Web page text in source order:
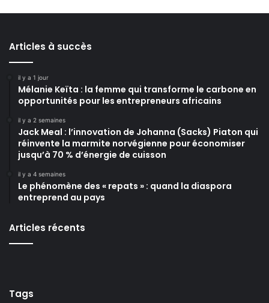
Articles à succès
il y a 1 jour
Mélanie Keïta : la femme qui transforme le carbone en
opportunités pour les entrepreneurs africains
il y a 2 semaines
Jack Meal : l’innovation de Johanna (Sacks) Piaton qui
réinvente la marmite norvégienne pour économiser
jusqu’à 70 % d’énergie de cuisson
il y a 4 semaines
Le phénomène des « repats » : quand la diaspora
entreprend au pays
Articles récents
Tags